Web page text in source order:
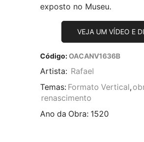
exposto no Museu.
VEJA UM VÍDEO E
Código:OACANV1636B
Artista: Rafael
Temas: Formato Vertical,
renascimento
Ano da Obra: 1520